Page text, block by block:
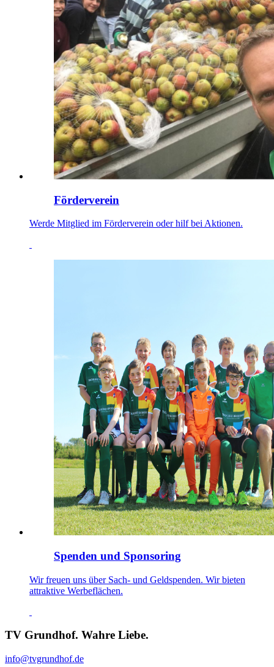
Förderverein
Werde Mitglied im Förderverein oder hilf bei Aktionen.
Spenden und Sponsoring
Wir freuen uns über Sach- und Geldspenden. Wir bieten
attraktive Werbeflächen.
TV Grundhof. Wahre Liebe.
info@tvgrundhof.de